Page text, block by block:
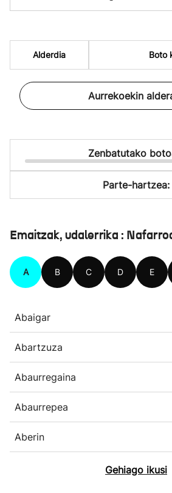
Alderdia Boto
Aurrekoekin
Zenbatutako
Parte-hartzea:
Emaitzak, udalerrika :
A B C D E
Abaigar
Abartzuza
Abaurregaina
Abaurrepea
Aberin
Gehiago ikusi